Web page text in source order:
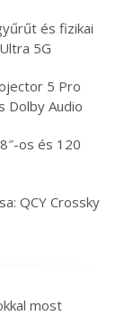
és fizikai
5G
5 Pro
Dolby Audio
os és 120
QCY Crossky
most